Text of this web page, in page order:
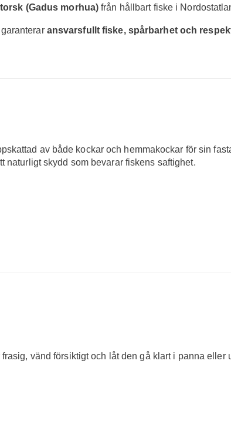
(Gadus morhua) från hållbart fiske i
ansvarsfullt fiske, spårbarhet och
av både kockar och hemmakockar för sin
naturligt skydd som bevarar fiskens saftighet.
vänd försiktigt och låt den gå klart i panna eller